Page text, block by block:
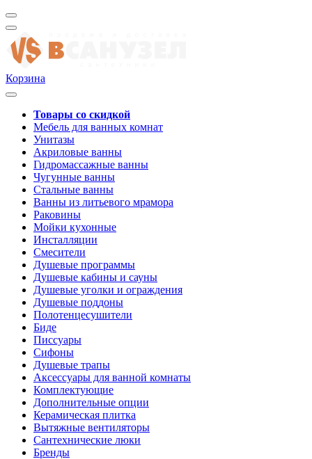
Корзина
Товары со скидкой
Мебель для ванных комнат
Унитазы
Акриловые ванны
Гидромассажные ванны
Чугунные ванны
Стальные ванны
Ванны из литьевого мрамора
Раковины
Мойки кухонные
Инсталляции
Смесители
Душевые программы
Душевые кабины и сауны
Душевые уголки и ограждения
Душевые поддоны
Полотенцесушители
Биде
Писсуары
Сифоны
Душевые трапы
Аксессуары для ванной комнаты
Комплектующие
Дополнительные опции
Керамическая плитка
Вытяжные вентиляторы
Сантехнические люки
Бренды